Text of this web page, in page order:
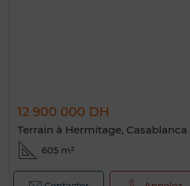
12 900 000 DH
Terrain à Hermitage, Casablanca
605 m²